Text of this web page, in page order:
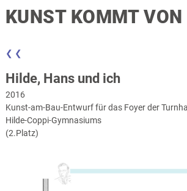
KUNST KOMMT VON
❮ ❮
Hilde, Hans und ich
2016
Kunst-am-Bau-Entwurf für das Foyer der
Hilde-Coppi-Gymnasiums
(2.Platz)